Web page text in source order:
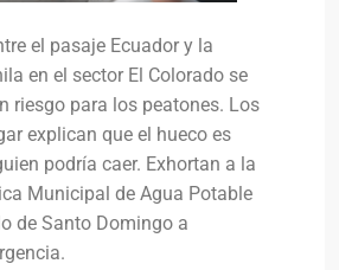
el pasaje Ecuador y la
en el sector El Colorado se
riesgo para los peatones. Los
explican que el hueco es
podría caer. Exhortan a la
Municipal de Agua Potable
de Santo Domingo a